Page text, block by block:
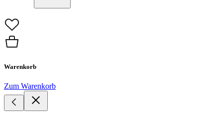
Warenkorb
Zum Warenkorb